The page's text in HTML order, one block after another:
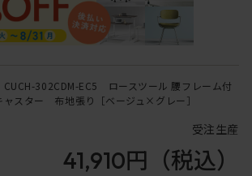
302CDM-EC5 ロースツール 腰フレーム付
ャスター 布地張り［ベージュ×グレー］
受注生産
41,910円 （税込）